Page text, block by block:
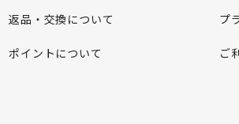
返品・交換について
ポイントについて
プ
ご